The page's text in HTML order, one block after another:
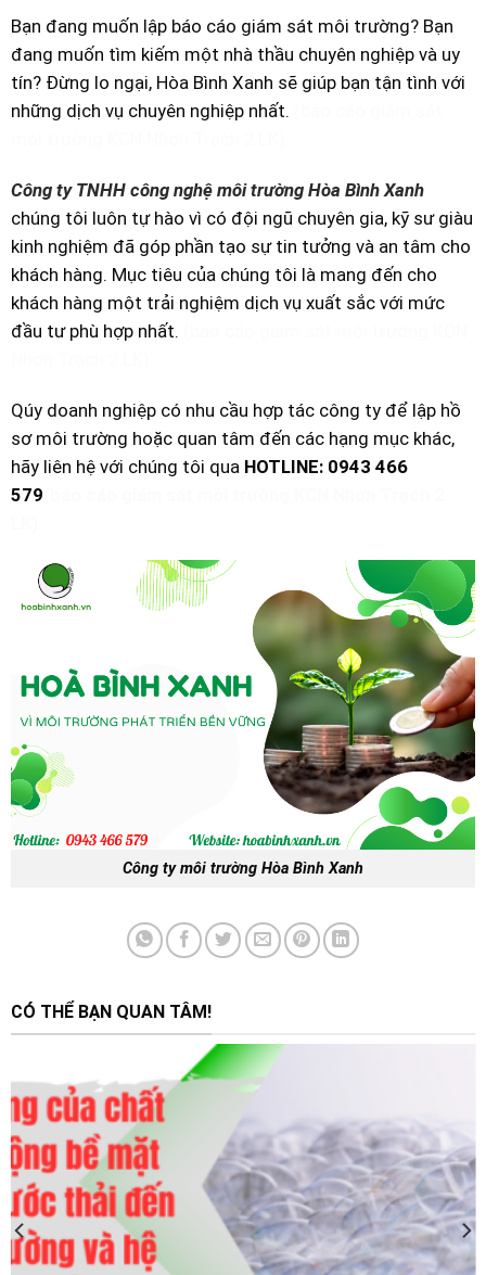
Bạn đang muốn lập báo cáo giám sát môi trường? Bạn
đang muốn tìm kiếm một nhà thầu chuyên nghiệp và uy
tín? Đừng lo ngại, Hòa Bình Xanh sẽ giúp bạn tận tình với
những dịch vụ chuyên nghiệp nhất.
Công ty TNHH công nghệ môi trường Hòa Bình Xanh
chúng tôi luôn tự hào vì có đội ngũ chuyên gia, kỹ sư giàu
kinh nghiệm đã góp phần tạo sự tin tưởng và an tâm cho
khách hàng. Mục tiêu của chúng tôi là mang đến cho
khách hàng một trải nghiệm dịch vụ xuất sắc với mức
đầu tư phù hợp nhất.
Qúy doanh nghiệp có nhu cầu hợp tác công ty để lập hồ
sơ môi trường hoặc quan tâm đến các hạng mục khác,
hãy liên hệ với chúng tôi qua HOTLINE: 0943 466
579
Công ty môi trường Hòa Bình Xanh
CÓ THỂ BẠN QUAN TÂM!